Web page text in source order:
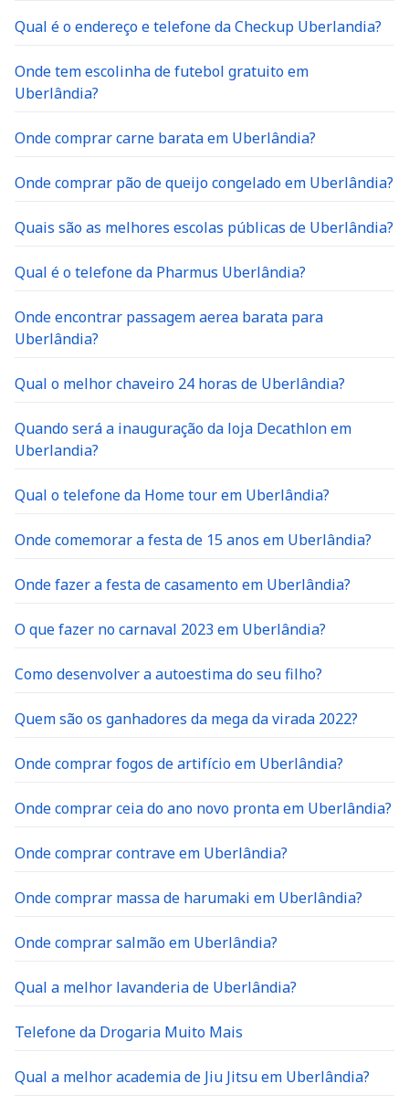
Qual é o endereço e telefone da Checkup Uberlandia?
Onde tem escolinha de futebol gratuito em
Uberlândia?
Onde comprar carne barata em Uberlândia?
Onde comprar pão de queijo congelado em Uberlândia?
Quais são as melhores escolas públicas de Uberlândia?
Qual é o telefone da Pharmus Uberlândia?
Onde encontrar passagem aerea barata para
Uberlândia?
Qual o melhor chaveiro 24 horas de Uberlândia?
Quando será a inauguração da loja Decathlon em
Uberlandia?
Qual o telefone da Home tour em Uberlândia?
Onde comemorar a festa de 15 anos em Uberlândia?
Onde fazer a festa de casamento em Uberlândia?
O que fazer no carnaval 2023 em Uberlândia?
Como desenvolver a autoestima do seu filho?
Quem são os ganhadores da mega da virada 2022?
Onde comprar fogos de artifício em Uberlândia?
Onde comprar ceia do ano novo pronta em Uberlândia?
Onde comprar contrave em Uberlândia?
Onde comprar massa de harumaki em Uberlândia?
Onde comprar salmão em Uberlândia?
Qual a melhor lavanderia de Uberlândia?
Telefone da Drogaria Muito Mais
Qual a melhor academia de Jiu Jitsu em Uberlândia?